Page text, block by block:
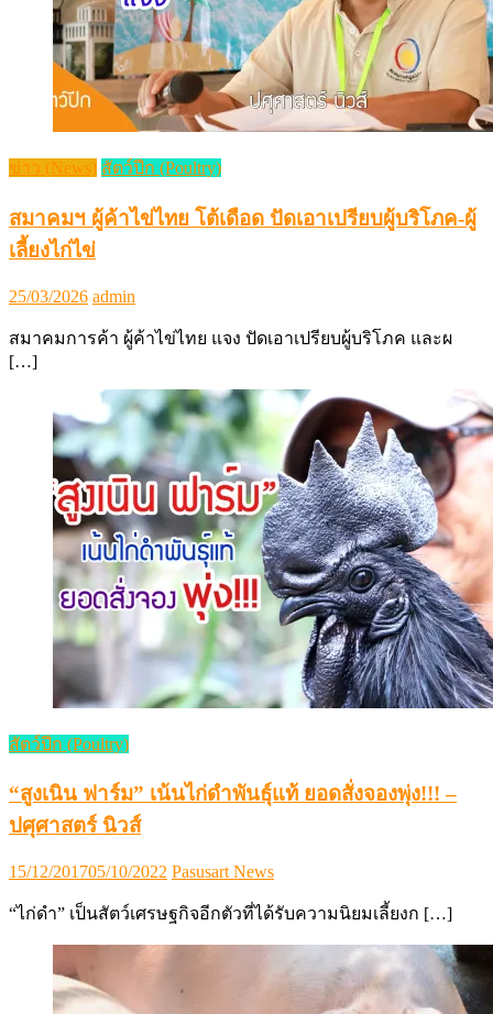
ข่าว (News) สัตว์ปีก (Poultry)
สมาคมฯ ผู้ค้าไข่ไทย โต้เดือด ปัดเอาเปรียบผู้บริโภค-ผู้
เลี้ยงไก่ไข่
Posted
25/03/2026 Author
admin
สมาคมการค้า ผู้ค้าไข่ไทย แจง ปัดเอาเปรียบผู้บริโภค และผ
[…]
สัตว์ปีก (Poultry)
“สูงเนิน ฟาร์ม” เน้นไก่ดำพันธุ์แท้ ยอดสั่งจองพุ่ง!!! –
ปศุศาสตร์ นิวส์
Posted
15/12/201705/10/2022 Author
Pasusart News
“ไก่ดำ” เป็นสัตว์เศรษฐกิจอีกตัวที่ได้รับความนิยมเลี้ยงก […]